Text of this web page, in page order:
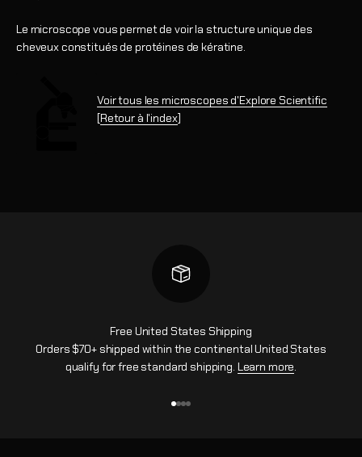
Le microscope vous permet de voir la structure unique des
cheveux constitués de protéines de kératine.
Voir tous les microscopes d'Explore Scientific
[Retour à l'index]
Free United States Shipping
Orders $70+ shipped within the continental United States
qualify for free standard shipping. Learn more.